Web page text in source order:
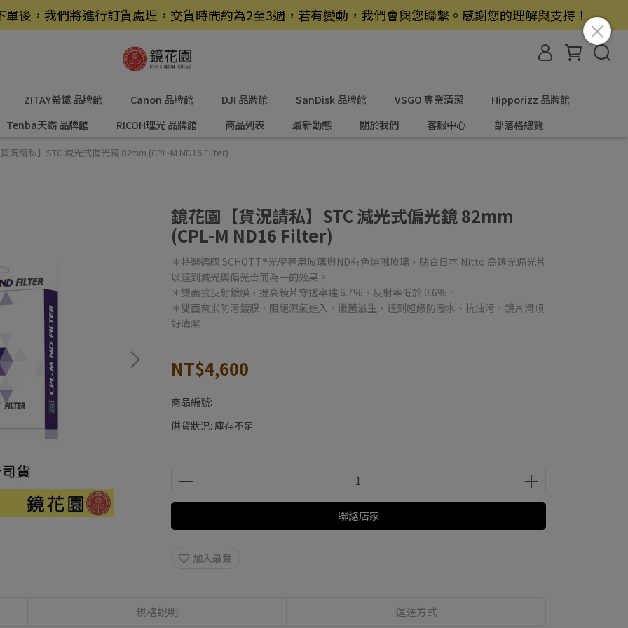
後，我們將進行訂貨處理，交貨時間約為2至3週，若有變動，我們會與您聯繫。感謝您的理解與支持！
ZITAY希鐵 品牌館 Canon 品牌館 DJI 品牌館 SanDisk 品牌館 VSGO 專業清潔
Hipporizz 品牌館
Tenba天霸 品牌館
RICOH理光 品牌館 商品列表 最新動態 關於我們 客服中心 部落格總覽
況請私】STC 減光式偏光鏡 82mm (CPL-M ND16 Filter)
鏡花園【貨況請私】STC 減光式偏光鏡 82mm
(CPL-M ND16 Filter)
＊特選德國 SCHOTT®光學專用玻璃與ND有色熔融玻璃，貼合日本 Nitto 高透光偏光片
以達到減光與偏光合而為一的效果。
＊雙面抗反射鍍膜，提高鏡片穿透率達 6.7%、反射率低於 0.6%。
＊雙面奈米防污鍍膜，阻絕濕氣進入、黴菌滋生，達到超級防潑水、抗油污，鏡片滑順
好清潔
NT$4,600
商品編號:
供貨狀況: 庫存不足
聯絡店家
加入最愛
規格說明 運送方式